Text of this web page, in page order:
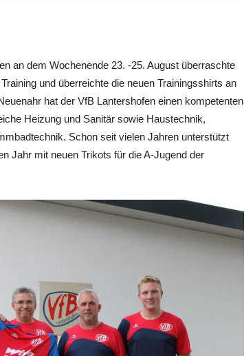
an dem Wochenende 23. -25. August überraschte
und überreichte die neuen Trainingsshirts an
hat der VfB Lantershofen einen kompetenten
Heizung und Sanitär sowie Haustechnik,
Schon seit vielen Jahren unterstützt
Jahr mit neuen Trikots für die A-Jugend der